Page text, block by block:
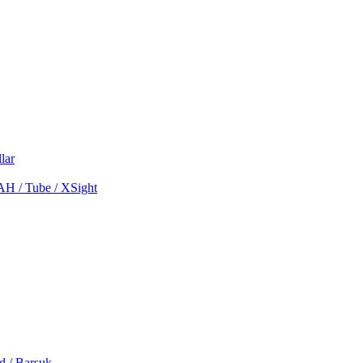
/ Tube / XSight